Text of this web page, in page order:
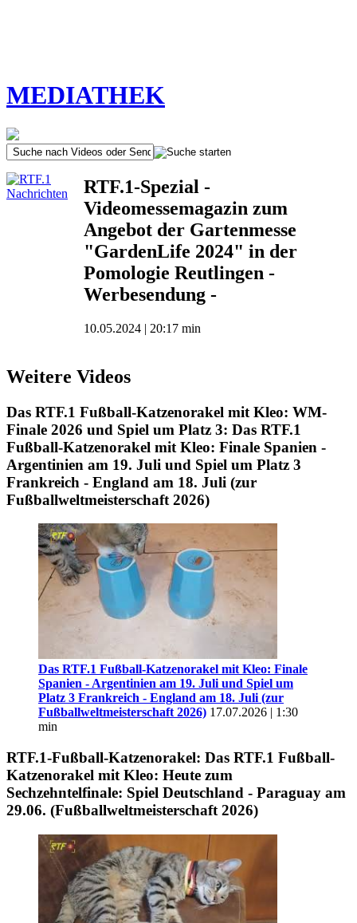
MEDIATHEK
RTF.1-Spezial -
Videomessemagazin zum
Angebot der Gartenmesse
"GardenLife 2024" in der
Pomologie Reutlingen -
Werbesendung -
10.05.2024 | 20:17 min
Weitere Videos
Das RTF.1 Fußball-Katzenorakel mit Kleo: WM-
Finale 2026 und Spiel um Platz 3: Das RTF.1
Fußball-Katzenorakel mit Kleo: Finale Spanien -
Argentinien am 19. Juli und Spiel um Platz 3
Frankreich - England am 18. Juli (zur
Fußballweltmeisterschaft 2026)
Das RTF.1 Fußball-Katzenorakel mit Kleo: Finale
Spanien - Argentinien am 19. Juli und Spiel um
Platz 3 Frankreich - England am 18. Juli (zur
Fußballweltmeisterschaft 2026) 17.07.2026 | 1:30
min
RTF.1-Fußball-Katzenorakel: Das RTF.1 Fußball-
Katzenorakel mit Kleo: Heute zum
Sechzehntelfinale: Spiel Deutschland - Paraguay am
29.06. (Fußballweltmeisterschaft 2026)